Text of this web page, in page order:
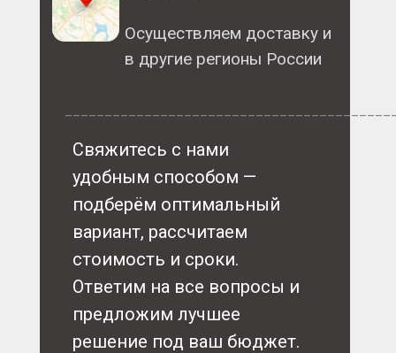
Свяжитесь с нами
удобным способом —
подберём оптимальный
вариант, рассчитаем
стоимость и сроки.
Ответим на все вопросы и
предложим лучшее
решение под ваш бюджет.
Осуществляем доставку и
в другие регионы России